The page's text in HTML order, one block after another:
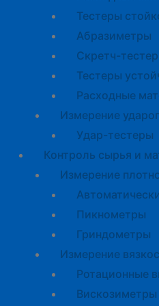
Тестеры
Абразиметры
Скретч-
Тестеры
Расходные
Измерение
Удар-тестеры
Контроль сырья и
Измерение
Пикнометры
Гриндометры
Измерение
Ротационные